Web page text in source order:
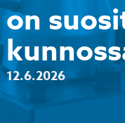
on
12.6.2026